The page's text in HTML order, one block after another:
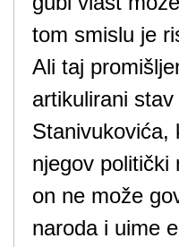
tom smislu je
Ali taj
artikulirani
Stanivukovića,
njegov politički
on ne može
naroda i uime